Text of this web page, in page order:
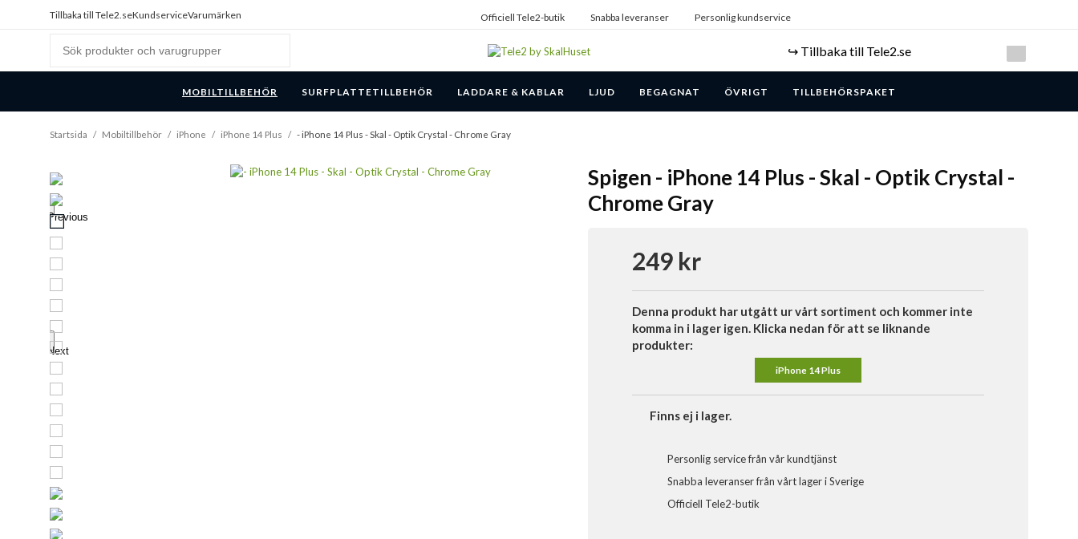
Tillbaka till Tele2.seKundserviceVarumärken Officiell Tele2-butik Snabba leveranser Personlig kundservice
↪️ Tillbaka till Tele2.se
MOBILTILLBEHÖR SURFPLATTETILLBEHÖR LADDARE & KABLAR LJUD BEGAGNAT ÖVRIGT TILLBEHÖRSPAKET
Startsida / Mobiltillbehör / iPhone / iPhone 14 Plus / - iPhone 14 Plus - Skal - Optik Crystal - Chrome Gray
Previous
Next
Spigen - iPhone 14 Plus - Skal - Optik Crystal -
Chrome Gray
249 kr
Denna produkt har utgått ur vårt sortiment och kommer inte
komma in i lager igen. Klicka nedan för att se liknande
produkter:
iPhone 14 Plus
Finns ej i lager.
Personlig service från vår kundtjänst
Snabba leveranser från vårt lager i Sverige
Officiell Tele2-butik